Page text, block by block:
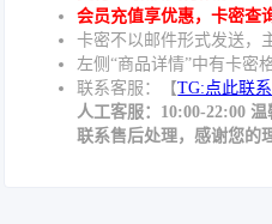
会员充值享优惠，卡密查
卡密不以邮件形式发送，
左侧“商品详情”中有卡密
联系客服：【TG:点此联
人工客服：10:00-22:00
联系售后处理，感谢您的